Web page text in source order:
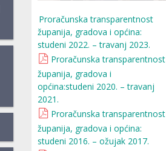
Proračunska transparentnost
županija, gradova i općina:
studeni 2022. – travanj 2023.
Proračunska transparentnost
županija, gradova i
općina:studeni 2020. – travanj
2021.
Proračunska transparentnost
županija, gradova i općina:
studeni 2016. – ožujak 2017.